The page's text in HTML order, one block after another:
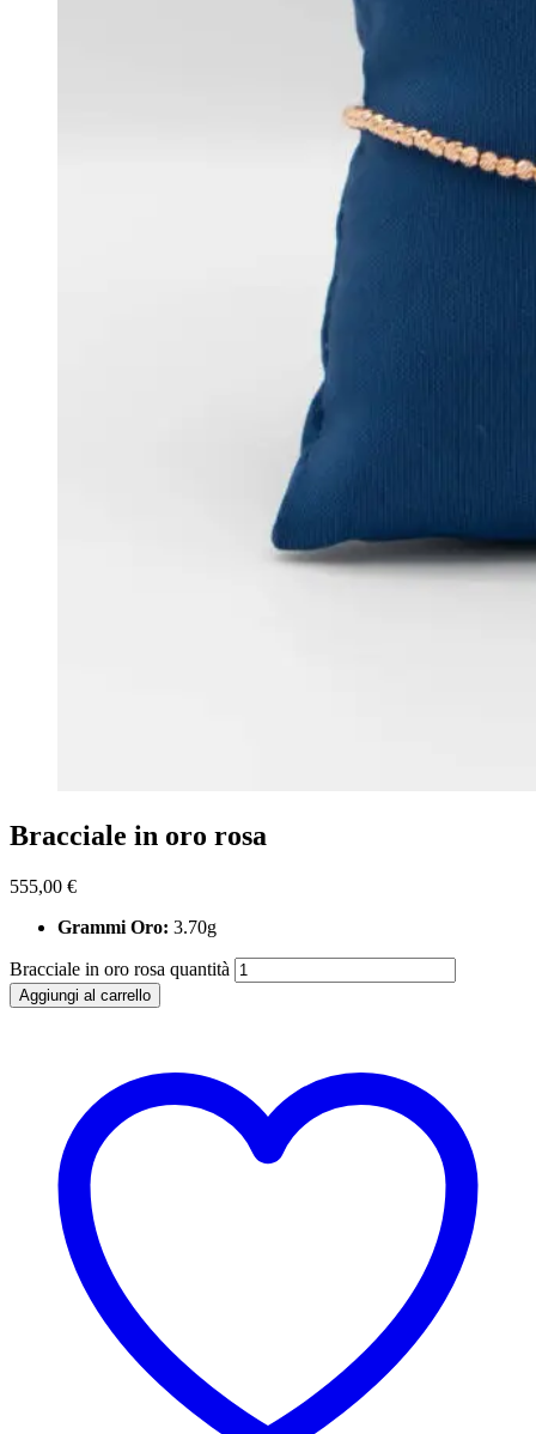
Bracciale in oro rosa
555,00 €
Grammi Oro: 3.70g
Bracciale in oro rosa quantità
Aggiungi al carrello